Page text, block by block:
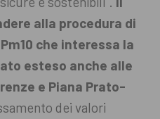
alla procedura di
che interessa la
esteso anche alle
e Piana Prato-
dei valori